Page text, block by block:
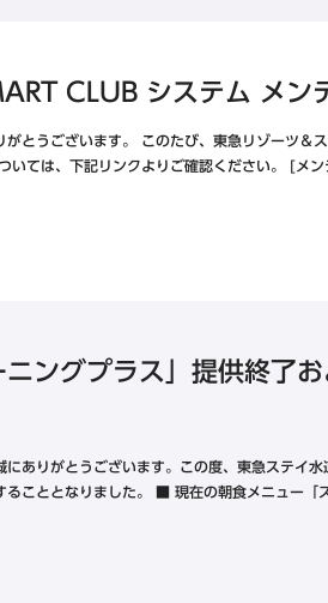
簡単！予約・決済
CLUB システム メン
とうございます。 このたび、東急リゾーツ＆
いては、下記リンクよりご確認ください。 [メン
ングプラス」提供終了
ありがとうございます。この度、東急ステイ
ることとなりました。 ■ 現在の朝食メニュー「